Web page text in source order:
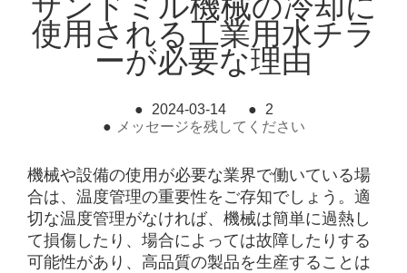
使用される工業用水チラ
ーが必要な理由
● 2024-03-14 ● 2
● メッセージを残してください
機械や設備の使用が必要な業界で働いている場
合は、温度管理の重要性をご存知でしょう。適
切な温度管理がなければ、機械は簡単に過熱し
て損傷したり、場合によっては故障したりする
可能性があり、高品質の製品を生産することは